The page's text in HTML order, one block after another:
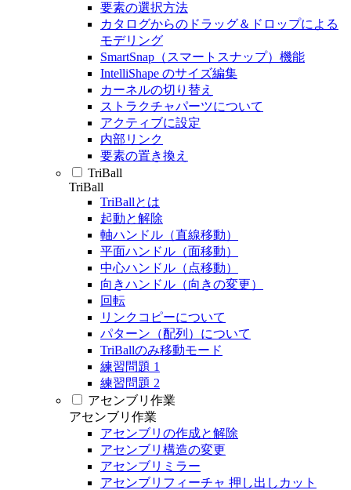
要素の選択方法
カタログからのドラッグ＆ドロップによる
モデリング
SmartSnap（スマートスナップ）機能
IntelliShape のサイズ編集
カーネルの切り替え
ストラクチャパーツについて
アクティブに設定
内部リンク
要素の置き換え
TriBall
TriBall
TriBallとは
起動と解除
軸ハンドル（直線移動）
平面ハンドル（面移動）
中心ハンドル（点移動）
向きハンドル（向きの変更）
回転
リンクコピーについて
パターン（配列）について
TriBallのみ移動モード
練習問題 1
練習問題 2
アセンブリ作業
アセンブリ作業
アセンブリの作成と解除
アセンブリ構造の変更
アセンブリミラー
アセンブリフィーチャ 押し出しカット